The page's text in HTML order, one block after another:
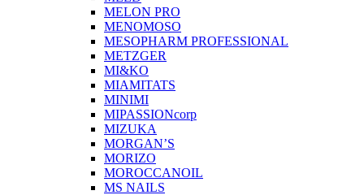
MELON PRO
MENOMOSO
MESOPHARM PROFESSIONAL
METZGER
MI&KO
MIAMITATS
MINIMI
MIPASSIONcorp
MIZUKA
MORGAN’S
MORIZO
MOROCCANOIL
MS NAILS